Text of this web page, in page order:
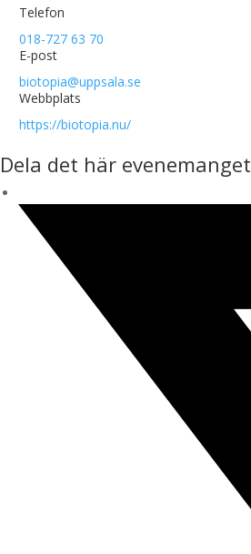
Telefon
018-727 63 70
E-post
biotopia@uppsala.se
Webbplats
https://biotopia.nu/
Dela det här evenemanget